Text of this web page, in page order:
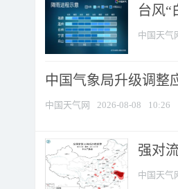
台风“
中国天气
中国气象局升级调整
中国天气网 2026-08-08 10:26
强对
中国天气